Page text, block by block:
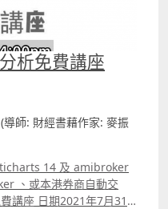
析免費講座
師: 財經書藉作家: 麥振
14 及 amibroker
、或本港券商自動交
講座 日期2021年7月31